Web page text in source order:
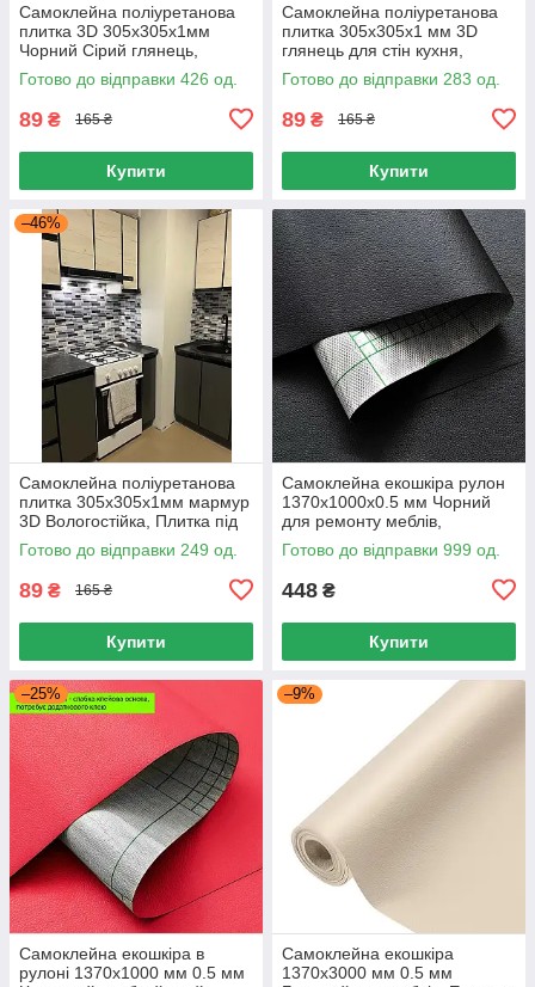
Самоклейна поліуретанова
плитка 3D 305х305х1мм
Чорний Сірий глянець,
Панелі для стін 305х305 мм
вологостійкі
Готово до відправки 426 од.
89 ₴ 165 ₴
Купити
Самоклейна поліуретанова
плитка 305х305х1 мм 3D
глянець для стін кухня,
Панелі 3D самоклейка
305х305мм
Готово до відправки 283 од.
89 ₴ 165 ₴
Купити
–46%
Самоклейна поліуретанова
плитка 305х305х1мм мармур
3D Вологостійка, Плитка під
мармур 305х305х1 мм для
стін
Готово до відправки 249 од.
89 ₴ 165 ₴
Купити
Самоклейна екошкіра рулон
1370x1000x0.5 мм Чорний
для ремонту меблів,
шкірозамінник для меблів та
авто
Готово до відправки 999 од.
448 ₴
Купити
–25%
Самоклейна екошкіра в
рулоні 1370x1000 мм 0.5 мм
–9%
Самоклейна екошкіра
1370х3000 мм 0.5 мм